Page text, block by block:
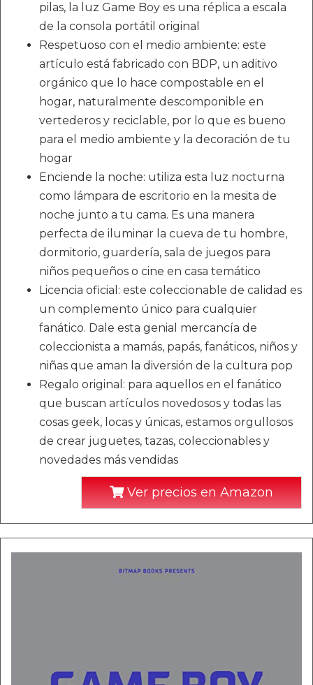
pilas, la luz Game Boy es una réplica a escala
de la consola portátil original
Respetuoso con el medio ambiente: este
artículo está fabricado con BDP, un aditivo
orgánico que lo hace compostable en el
hogar, naturalmente descomponible en
vertederos y reciclable, por lo que es bueno
para el medio ambiente y la decoración de tu
hogar
Enciende la noche: utiliza esta luz nocturna
como lámpara de escritorio en la mesita de
noche junto a tu cama. Es una manera
perfecta de iluminar la cueva de tu hombre,
dormitorio, guardería, sala de juegos para
niños pequeños o cine en casa temático
Licencia oficial: este coleccionable de calidad es
un complemento único para cualquier
fanático. Dale esta genial mercancía de
coleccionista a mamás, papás, fanáticos, niños y
niñas que aman la diversión de la cultura pop
Regalo original: para aquellos en el fanático
que buscan artículos novedosos y todas las
cosas geek, locas y únicas, estamos orgullosos
de crear juguetes, tazas, coleccionables y
novedades más vendidas
Ver precios en Amazon